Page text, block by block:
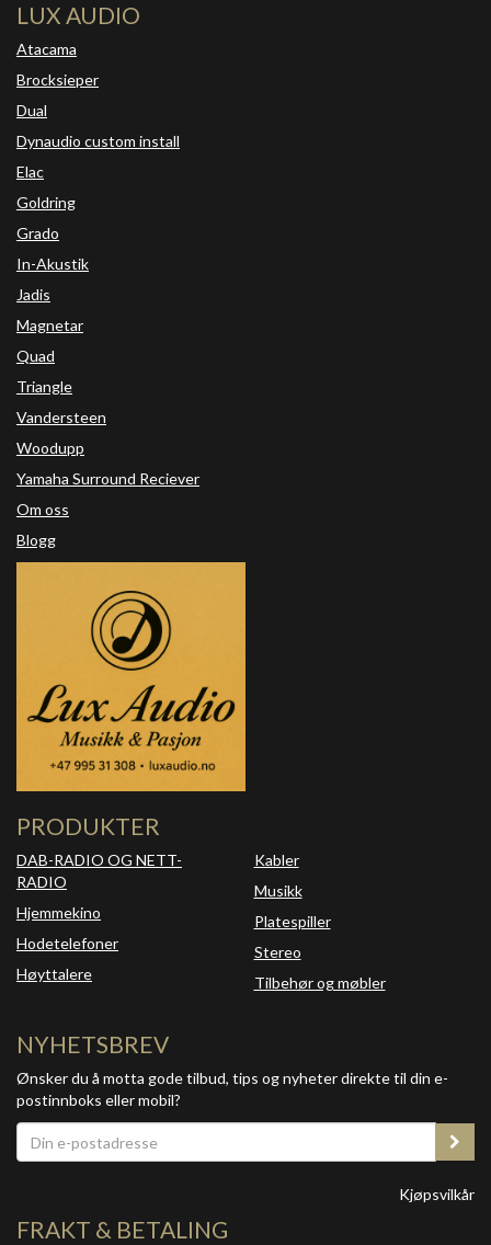
LUX AUDIO
Atacama
Brocksieper
Dual
Dynaudio custom install
Elac
Goldring
Grado
In-Akustik
Jadis
Magnetar
Quad
Triangle
Vandersteen
Woodupp
Yamaha Surround Reciever
Om oss
Blogg
PRODUKTER
DAB-RADIO OG NETT-
RADIO
Hjemmekino
Hodetelefoner
Høyttalere
Kabler
Musikk
Platespiller
Stereo
Tilbehør og møbler
NYHETSBREV
Ønsker du å motta gode tilbud, tips og nyheter direkte til din e-
postinnboks eller mobil?
Kjøpsvilkår
FRAKT & BETALING